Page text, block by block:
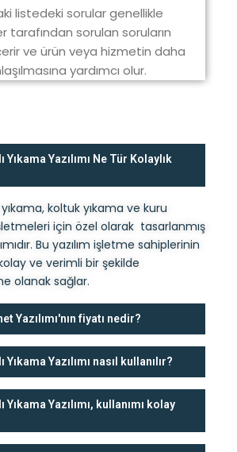
listedeki sorular genellikle
tarafından sorulan soruların
ve ürün veya hizmetin daha
yardımcı olur.
Yıkama Yazılımı Ne Tür Kolaylık
yıkama, koltuk yıkama ve kuru
için özel olarak tasarlanmış
Bu yazılım işletme sahiplerinin
ve verimli bir şekilde
olanak sağlar.
Yazılımı'nın fiyatı nedir?
Yıkama Yazılımı nasıl kullanılır?
Yıkama Yazılımı, kullanımı kolay